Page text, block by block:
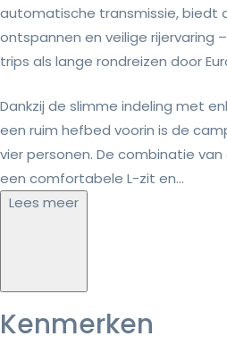
automatische transmissie, biedt
ontspannen en veilige rijervaring
trips als lange rondreizen door
Dankzij de slimme indeling met
een ruim hefbed voorin is de
vier personen. De combinatie
een comfortabele L-zit en...
Lees meer
Kenmerken